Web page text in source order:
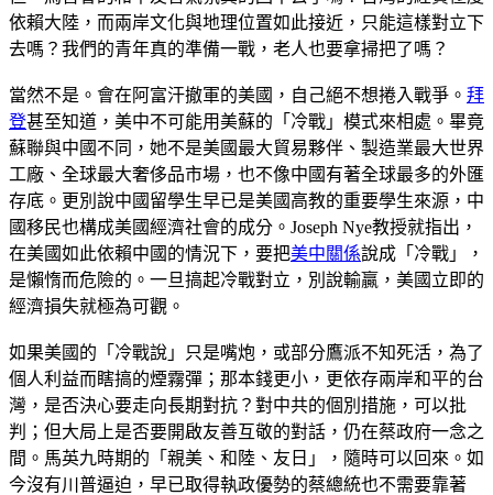
依賴大陸，而兩岸文化與地理位置如此接近，只能這樣對立下
去嗎？我們的青年真的準備一戰，老人也要拿掃把了嗎？
當然不是。會在阿富汗撤軍的美國，自己絕不想捲入戰爭。 拜
登甚至知道，美中不可能用美蘇的「冷戰」模式來相處。畢竟
蘇聯與中國不同，她不是美國最大貿易夥伴、製造業最大世界
工廠、全球最大奢侈品市場，也不像中國有著全球最多的外匯
存底。更別說中國留學生早已是美國高教的重要學生來源，中
國移民也構成美國經濟社會的成分。Joseph Nye教授就指出，
在美國如此依賴中國的情況下，要把美中關係說成「冷戰」，
是懶惰而危險的。一旦搞起冷戰對立，別說輸贏，美國立即的
經濟損失就極為可觀。
如果美國的「冷戰說」只是嘴炮，或部分鷹派不知死活，為了
個人利益而瞎搞的煙霧彈；那本錢更小，更依存兩岸和平的台
灣，是否決心要走向長期對抗？對中共的個別措施，可以批
判；但大局上是否要開啟友善互敬的對話，仍在蔡政府一念之
間。馬英九時期的「親美、和陸、友日」，隨時可以回來。如
今沒有川普逼迫，早已取得執政優勢的蔡總統也不需要靠著